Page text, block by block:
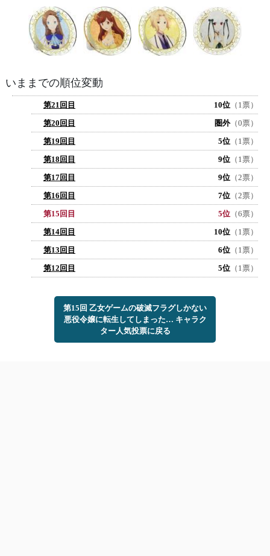
いままでの順位変動
第21回目 10位 （1票）
第20回目
圏外（0票）
第19回目
5位 （1票）
第18回目
9位 （1票）
第17回目
9位 （2票）
第16回目
7位 （2票）
第15回目
5位 （6票）
第14回目
10位 （1票）
第13回目
6位 （1票）
第12回目
5位 （1票）
第15回 乙女ゲームの破滅フラグしかない
悪役令嬢に転生してしまった… キャラク
ター人気投票に戻る